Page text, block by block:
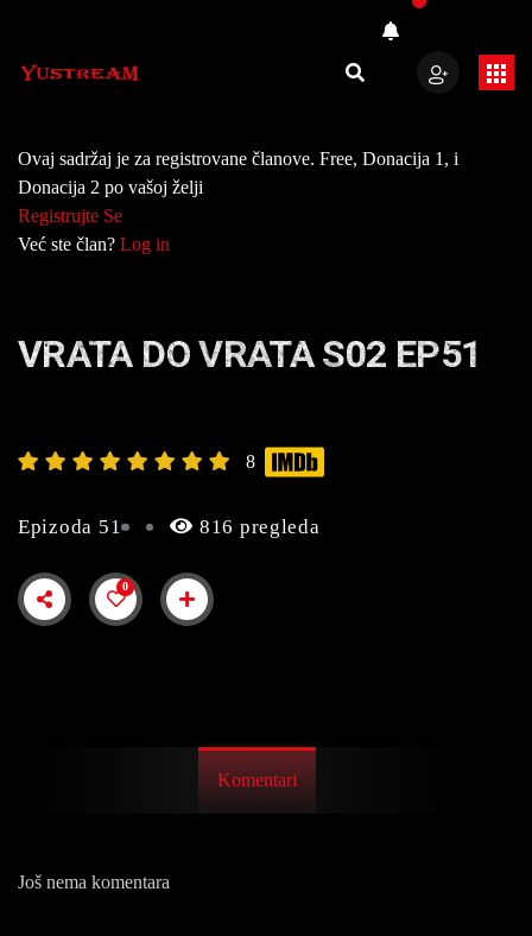
Ovaj sadržaj je za registrovane članove. Free, Donacija 1, i
Donacija 2 po vašoj želji
Registrujte Se
Već ste član? Log in
VRATA DO VRATA S02 EP51
8
Epizoda 51 816 pregleda
0
Komentari
Još nema komentara